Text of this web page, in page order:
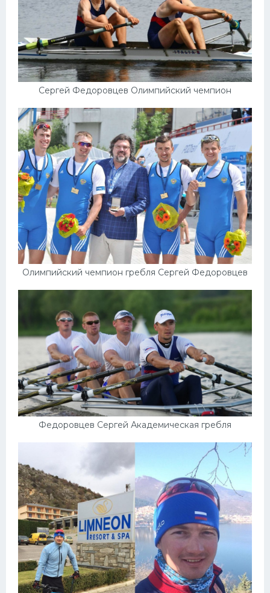
Сергей Федоровцев Олимпийский чемпион
Олимпийский чемпион гребля Сергей Федоровцев
Федоровцев Сергей Академическая гребля